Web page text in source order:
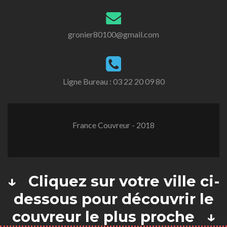
gronier80100@gmail.com
Ligne Bureau : 03 22 20 09 80
France Couvreur - 2018
↓ Cliquez sur votre ville ci-
dessous pour découvrir le
couvreur le plus proche ↓